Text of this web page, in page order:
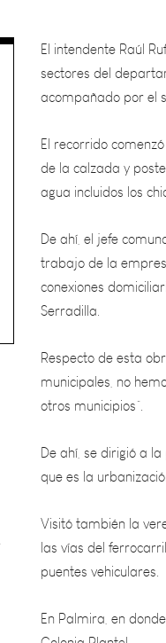
sectores del
acompañado por
El recorrido
de la calzada y
agua incluidos los
De ahí, el jefe
trabajo de la
conexiones
Serradilla.
Respecto de esta
municipales, no
otros municipios”.
De ahí, se dirigió a
que es la
Visitó también la
las vías del
puentes vehiculares.
En Palmira, en
Colonia Plantel.